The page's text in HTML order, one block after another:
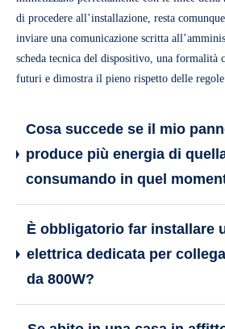
di procedere all’installazione, resta
inviare una comunicazione scritta
scheda tecnica del dispositivo, una formalità
futuri e dimostra il pieno rispetto delle regole
Cosa succede se il mio
produce più energia di
consumando in quel
È obbligatorio far installare
elettrica dedicata per
da 800W?